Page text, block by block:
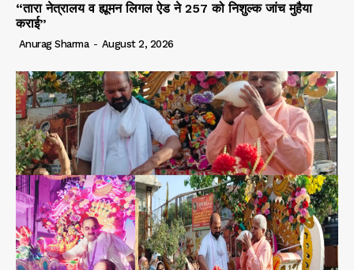
“तारा नेत्रालय व ह्यूमन लिगल ऐड ने 257 को निशुल्क जांच मुहैया
कराई”
Anurag Sharma - August 2, 2026